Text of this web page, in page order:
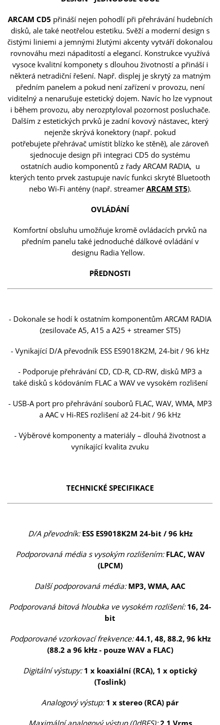
ARCAM CD5 přináší nejen pohodlí při přehrávání hudebních
disků, ale také neotřelou estetiku. Svěží a moderní design s
čistými liniemi a jemnými žlutými akcenty vytváří dokonalou
rovnováhu mezi nápaditostí a elegancí. Konstrukce využívá
vysoce kvalitní komponety s dlouhou životností a přináší i
některá netradiční řešení. Např. displej je skrytý za matným
předním panelem a pokud není zařízení v provozu, není
viditelný a nenarušuje estetický dojem. Navíc ho lze vypnout
i během provozu, aby nerozptyloval pozornost posluchače.
Dalším z estetických prvků je zadní kovový nástavec, který
nejenže skrývá konektory (např. pokud
potřebujete přehrávač umístit blízko ke stěně), ale zároveň
sjednocuje design při integraci CD5 do systému
ostatních audio komponentů z řady ARCAM RADIA, u
kterých tento prvek zastupuje navíc funkci skryté Bluetooth
nebo Wi-Fi antény (např. streamer ARCAM ST5).
OVLÁDÁNÍ
Komfortní obsluhu umožňuje kromě ovládacích prvků na
předním panelu také jednoduché dálkové ovládání v
designu Radia Yellow.
PŘEDNOSTI
- Dokonale se hodí k ostatním komponentům ARCAM RADIA
(zesilovače A5, A15 a A25 + streamer ST5)
- Vynikající D/A převodník ESS ES9018K2M, 24-bit / 96 kHz
- Podporuje přehrávání CD, CD-R, CD-RW, disků MP3 a
také disků s kódováním FLAC a WAV ve vysokém rozlišení
- USB-A port pro přehrávání souborů FLAC, WAV, WMA, MP3
a AAC v Hi-RES rozlišení až 24-bit / 96 kHz
- Výběrové komponenty a materiály – dlouhá životnost a
vynikající kvalita zvuku
TECHNICKÉ SPECIFIKACE
D/A převodník: ESS ES9018K2M 24-bit / 96 kHz
Podporovaná média s vysokým rozlišením: FLAC, WAV
(LPCM)
Další podporovaná média: MP3, WMA, AAC
Podporovaná bitová hloubka ve vysokém rozlišení: 16, 24-
bit
Podporované vzorkovací frekvence: 44.1, 48, 88.2, 96 kHz
(88.2 a 96 kHz - pouze WAV a FLAC)
Digitální výstupy: 1 x koaxiální (RCA), 1 x optický
(Toslink)
Analogový výstup: 1 x stereo (RCA) pár